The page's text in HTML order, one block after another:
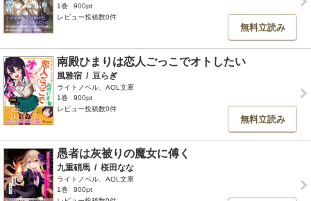
1巻
900pt
レビュー投稿数0件
無料立読み
南殿ひまりは恋人ごっこでオトしたい
風雅宿 / 豆らぎ
ライトノベル、AQL文庫
1巻
900pt
レビュー投稿数0件
無料立読み
愚者は灰被りの魔女に傅く
九重硝馬 / 桜田なな
ライトノベル、AQL文庫
1巻
900pt